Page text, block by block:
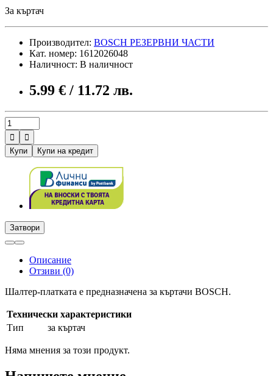
За къртач
Производител: BOSCH РЕЗЕРВНИ ЧАСТИ
Кат. номер: 1612026048
Наличност: В наличност
5.99 € / 11.72 лв.


Купи
Купи на кредит
Затвори
Описание
Отзиви (0)
Шалтер-платката е предназначена за къртачи BOSCH.
Технически характеристики
Тип
за къртач
Няма мнения за този продукт.